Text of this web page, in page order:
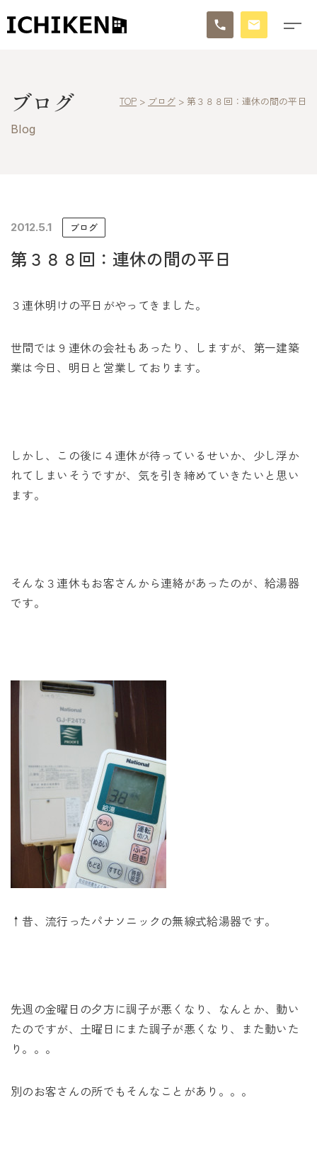
ブログ
イチケンの家づくり
モデルハウス
会社情報
ブログ
Blog
TOP > ブログ > 第３８８回：連休の間の平日
2012.5.1 ブログ
第３８８回：連休の間の平日
３連休明けの平日がやってきました。
世間では９連休の会社もあったり、しますが、第一建築
業は今日、明日と営業しております。
しかし、この後に４連休が待っているせいか、少し浮か
れてしまいそうですが、気を引き締めていきたいと思い
ます。
そんな３連休もお客さんから連絡があったのが、給湯器
です。
↑昔、流行ったパナソニックの無線式給湯器です。
先週の金曜日の夕方に調子が悪くなり、なんとか、動い
たのですが、土曜日にまた調子が悪くなり、また動いた
り。。。
別のお客さんの所でもそんなことがあり。。。